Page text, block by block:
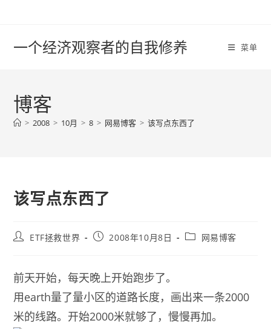
一个经济观察者的自我修养 菜单
博客
> 2008 > 10月 > 8 > 网易博客 > 该写点东西了
该写点东西了
PostETF拯救世界
Post2008年10月8日
Post网易博客
前天开始，每天晚上开始跑步了。
用earth量了量小区的道路长度，画出来一条2000
米的线路。开始2000米就够了，慢慢再加。